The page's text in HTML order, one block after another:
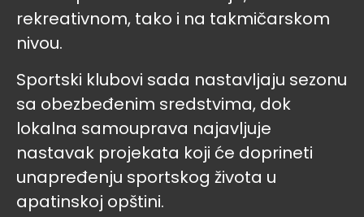
rekreativnom, tako i na takmičarskom
nivou.
Sportski klubovi sada nastavljaju sezonu
sa obezbeđenim sredstvima, dok
lokalna samouprava najavljuje
nastavak projekata koji će doprineti
unapređenju sportskog života u
apatinskoj opštini.